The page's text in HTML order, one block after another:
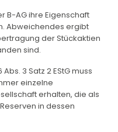
B-AG ihre Eigenschaft
Abweichendes ergibt
der Stückaktien
sind.
3 Satz 2 EStG muss
einzelne
erhalten, die als
in dessen